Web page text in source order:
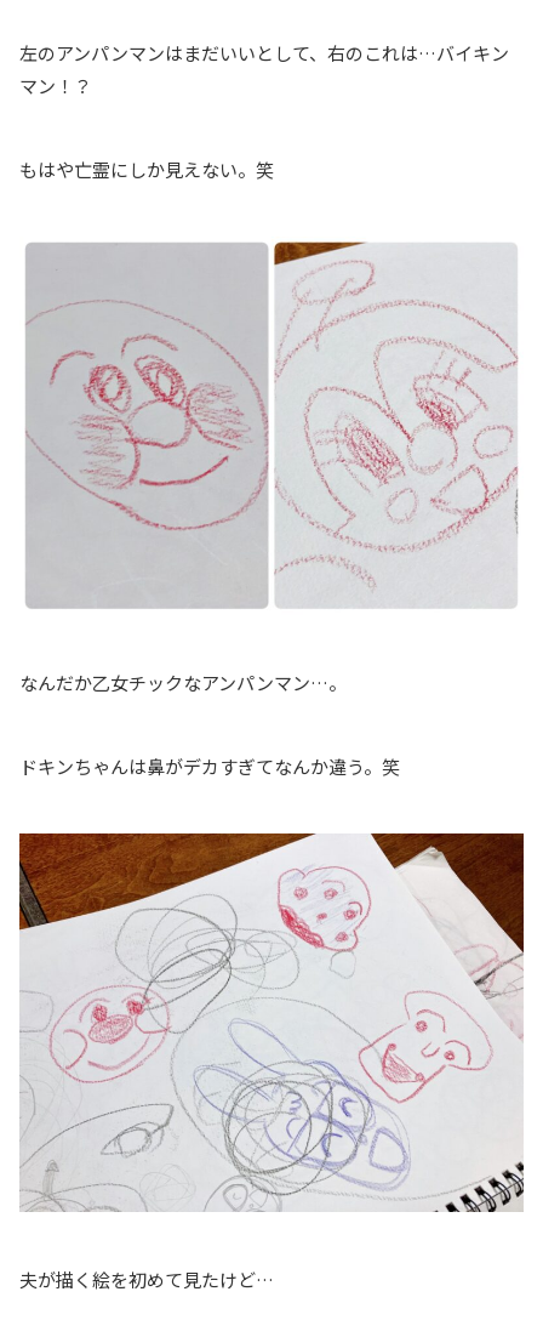
左のアンパンマンはまだいいとして、右のこれは…バイキン
マン！？
もはや亡霊にしか見えない。笑
なんだか乙女チックなアンパンマン…。
ドキンちゃんは鼻がデカすぎてなんか違う。笑
夫が描く絵を初めて見たけど…